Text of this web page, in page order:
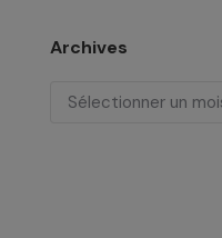
Archives
Archives